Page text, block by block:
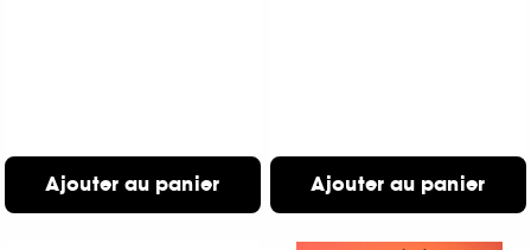
Ajouter au panier Ajouter au panier